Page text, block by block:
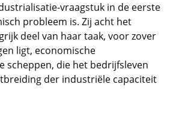
vraagstuk in de eerste
probleem is. Zij acht het
deel van haar taak, voor zover
ligt, economische
scheppen, die het bedrijfsleven
der industriële capaciteit